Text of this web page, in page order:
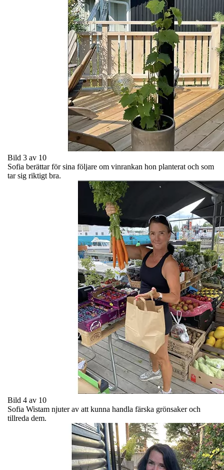
Bild 3 av 10
Sofia berättar för sina följare om vinrankan hon planterat och som
tar sig riktigt bra.
Bild 4 av 10
Sofia Wistam njuter av att kunna handla färska grönsaker och
tillreda dem.